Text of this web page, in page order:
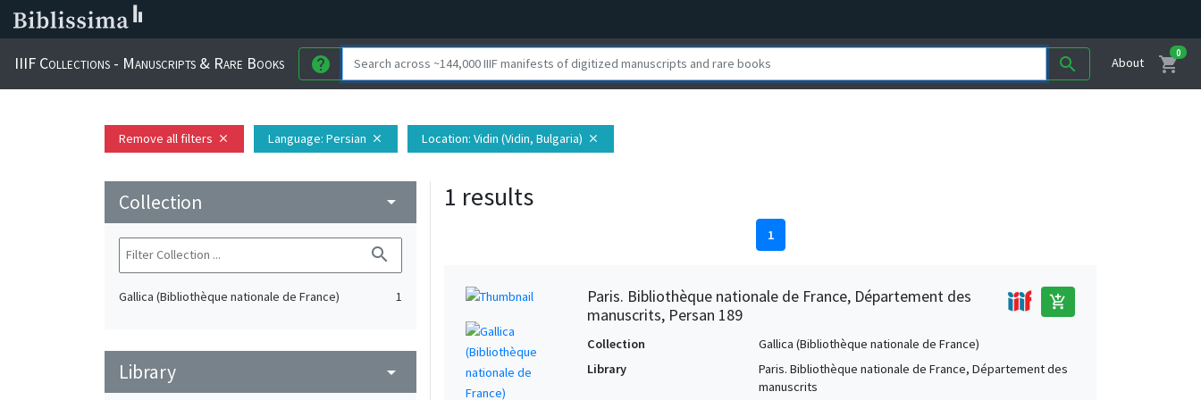
IIIF Collections - Manuscripts & Rare Books help search About shopping_cart
0
Remove all filters close Language: Persian close Location: Vidin (Vidin, Bulgaria) close
Collection arrow_drop_down
search
Gallica (Bibliothèque nationale de France) 1
Library arrow_drop_down
1 results
1
Paris. Bibliothèque nationale de France, Département des
manuscrits, Persan 189
add_shopping_cart
Collection
Gallica (Bibliothèque nationale de France)
Library
Paris. Bibliothèque nationale de France, Département des
manuscrits